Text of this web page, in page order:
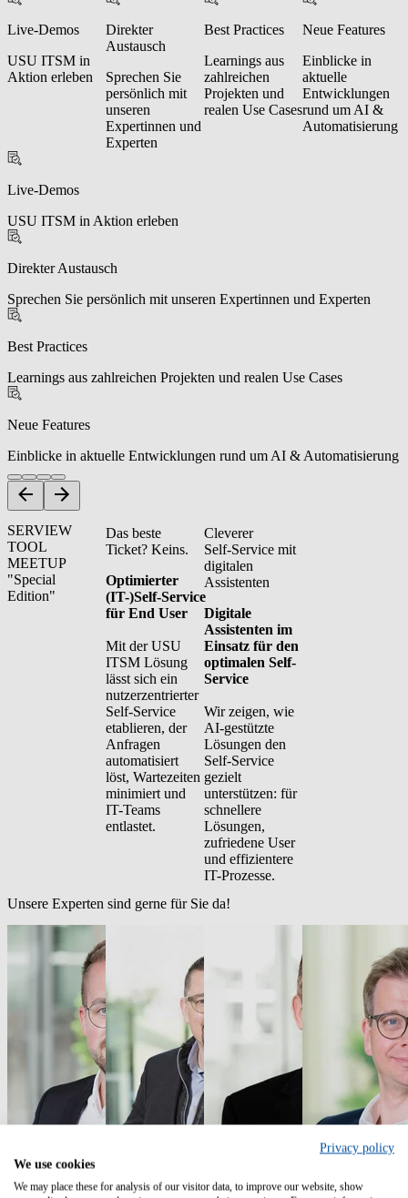
Live-Demos
USU ITSM in
Aktion erleben
Direkter
Austausch
Sprechen Sie
persönlich mit
unseren
Expertinnen und
Experten
Best Practices
Learnings aus
zahlreichen
Projekten und
realen Use Cases
Neue Features
Einblicke in
aktuelle
Entwicklungen
rund um AI &
Automatisierung
Live-Demos
USU ITSM in Aktion erleben
Direkter Austausch
Sprechen Sie persönlich mit unseren Expertinnen und Experten
Best Practices
Learnings aus zahlreichen Projekten und realen Use Cases
Neue Features
Einblicke in aktuelle Entwicklungen rund um AI & Automatisierung
SERVIEW
TOOL
MEETUP
"Special
Edition"
Das beste
Ticket? Keins.
Optimierter
(IT-)Self‑Service
für End User
Mit der USU
ITSM Lösung
lässt sich ein
nutzerzentrierter
Self-Service
etablieren, der
Anfragen
automatisiert
löst, Wartezeiten
minimiert und
IT-Teams
entlastet.
Cleverer
Self‑Service mit
digitalen
Assistenten
Digitale
Assistenten im
Einsatz für den
optimalen Self-
Service
Wir zeigen, wie
AI-gestützte
Lösungen den
Self-Service
gezielt
unterstützen: für
schnellere
Lösungen,
zufriedene User
und effizientere
IT-Prozesse.
Unsere Experten sind gerne für Sie da!
Privacy policy
We use cookies
We may place these for analysis of our visitor data, to improve our website, show